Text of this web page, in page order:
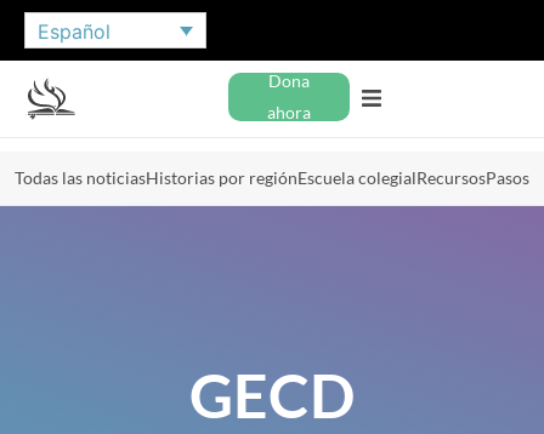
Español
Dona
ahora
Todas las noticiasHistorias por regiónEscuela colegialRecursosPasos
GECD